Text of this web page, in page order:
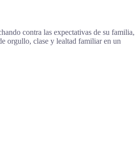
contra las expectativas de su familia,
orgullo, clase y lealtad familiar en un